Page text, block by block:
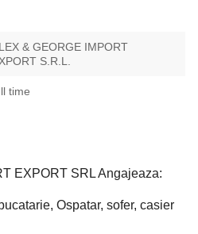
& GEORGE IMPORT
S.R.L.
time
EXPORT SRL Angajeaza:
Ospatar, sofer, casier